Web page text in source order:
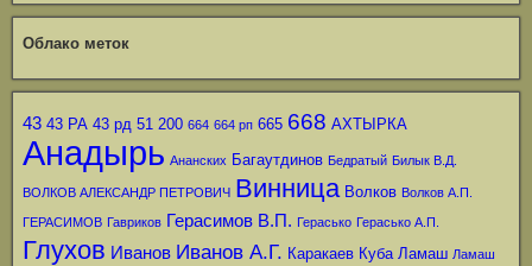
Облако меток
43 43 РА 43 рд 51 200 664 664 рп 665 668 АХТЫРКА
Анадырь Ананских Багаутдинов Бедратый Билык В.Д.
ВОЛКОВ АЛЕКСАНДР ПЕТРОВИЧ Винница Волков Волков А.П.
ГЕРАСИМОВ Гавриков Герасимов В.П. Герасько Герасько А.П.
Глухов Иванов Иванов А.Г. Каракаев Куба Ламаш Ламаш